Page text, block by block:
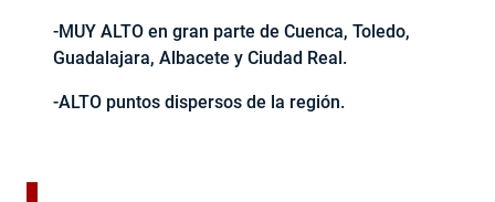
-MUY ALTO en gran parte de Cuenca, Toledo,
Guadalajara, Albacete y Ciudad Real.
-ALTO puntos dispersos de la región.